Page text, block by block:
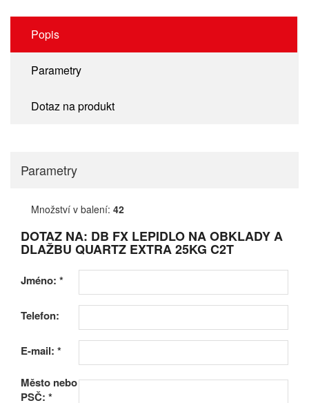
Popis
Parametry
Dotaz na produkt
Parametry
Množství v balení: 42
DOTAZ NA: DB FX LEPIDLO NA OBKLADY A
DLAŽBU QUARTZ EXTRA 25KG C2T
Jméno: *
Telefon:
E-mail: *
Město nebo
PSČ: *